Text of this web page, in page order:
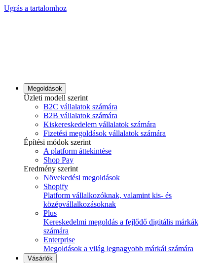
Ugrás a tartalomhoz
Megoldások
Üzleti modell szerint
B2C vállalatok számára
B2B vállalatok számára
Kiskereskedelem vállalatok számára
Fizetési megoldások vállalatok számára
Építési módok szerint
A platform áttekintése
Shop Pay
Eredmény szerint
Növekedési megoldások
Shopify
Platform vállalkozóknak, valamint kis- és
középvállalkozásoknak
Plus
Kereskedelmi megoldás a fejlődő digitális márkák
számára
Enterprise
Megoldások a világ legnagyobb márkái számára
Vásárlók